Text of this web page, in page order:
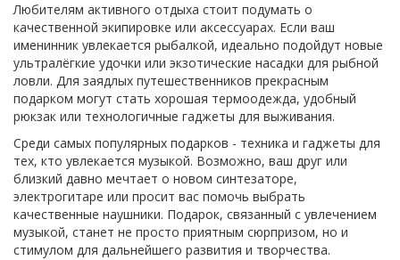
Любителям активного отдыха стоит подумать о
качественной экипировке или аксессуарах. Если ваш
именинник увлекается рыбалкой, идеально подойдут новые
ультралёгкие удочки или экзотические насадки для рыбной
ловли. Для заядлых путешественников прекрасным
подарком могут стать хорошая термоодежда, удобный
рюкзак или технологичные гаджеты для выживания.
Среди самых популярных подарков - техника и гаджеты для
тех, кто увлекается музыкой. Возможно, ваш друг или
близкий давно мечтает о новом синтезаторе,
электрогитаре или просит вас помочь выбрать
качественные наушники. Подарок, связанный с увлечением
музыкой, станет не просто приятным сюрпризом, но и
стимулом для дальнейшего развития и творчества.